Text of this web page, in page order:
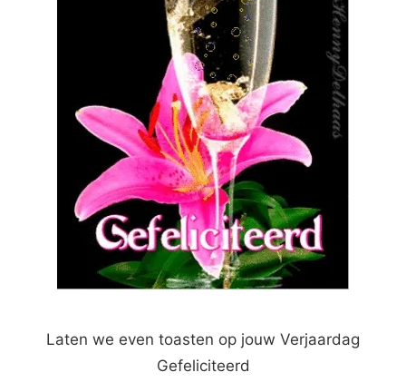
Laten we even toasten op jouw Verjaardag
Gefeliciteerd